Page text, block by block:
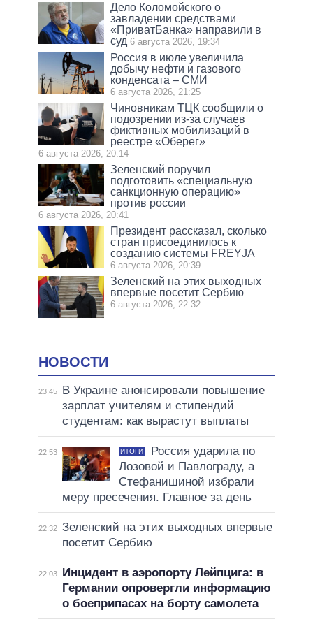
Дело Коломойского о
завладении средствами
«ПриватБанка» направили в
суд 6 августа 2026, 19:34
Россия в июле увеличила
добычу нефти и газового
конденсата – СМИ
6 августа 2026, 21:25
Чиновникам ТЦК сообщили о
подозрении из-за случаев
фиктивных мобилизаций в
реестре «Оберег»
6 августа 2026, 20:14
Зеленский поручил
подготовить «специальную
санкционную операцию»
против россии
6 августа 2026, 20:41
Президент рассказал, сколько
стран присоединилось к
созданию системы FREYJA
6 августа 2026, 20:39
Зеленский на этих выходных
впервые посетит Сербию
6 августа 2026, 22:32
НОВОСТИ
23:45
В Украине анонсировали повышение
зарплат учителям и стипендий
студентам: как вырастут выплаты
22:53 ИТОГИ
Россия ударила по
Лозовой и Павлограду, а
Стефанишиной избрали
меру пресечения. Главное за день
22:32 Зеленский на этих выходных впервые
посетит Сербию
22:03
Инцидент в аэропорту Лейпцига: в
Германии опровергли информацию
о боеприпасах на борту самолета